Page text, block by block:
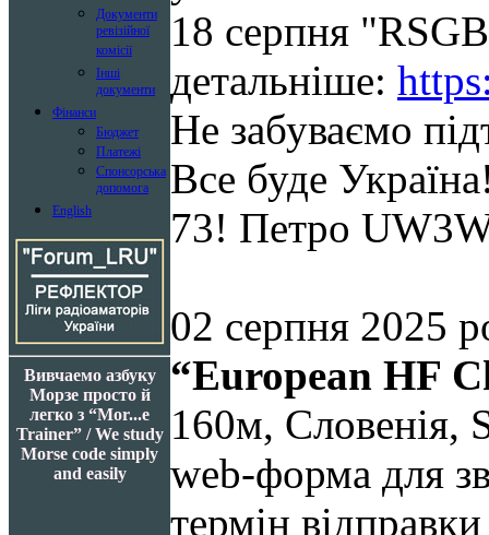
Документи
ревізійної
комісії
Інші
документи
Фінанси
Бюджет
Платежі
Спонсорська
допомога
English
Вивчаемо азбуку
Морзе просто й
легко з “Mor...e
Trainer” / We study
Morse code simply
and easily
18 серпня
детальніше:
Не забуваємо
Все буде
73! Петро
02 серпня 2025
“European HF
160м, Словенія,
web-форма для
термін